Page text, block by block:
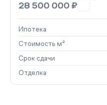
28 500 000 ₽
Ипотека
Стоимость м²
Срок сдачи
Отделка